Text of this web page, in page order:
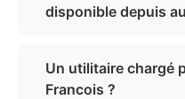
disponible depuis
Un utilitaire chargé
Francois ?